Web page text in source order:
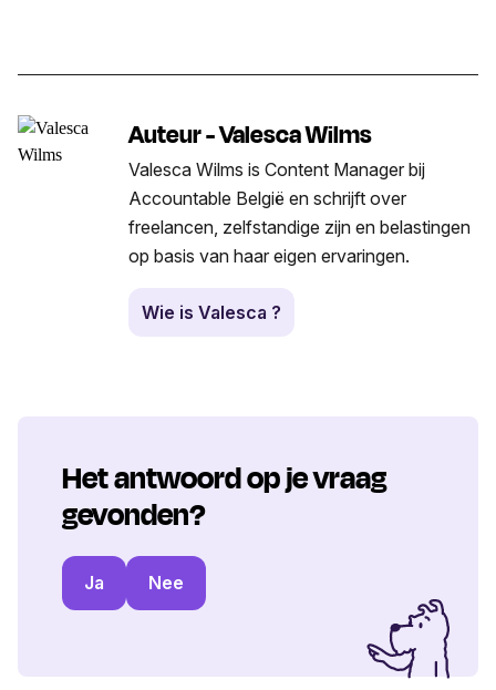
Auteur - Valesca Wilms
Valesca Wilms is Content Manager bij
Accountable België en schrijft over
freelancen, zelfstandige zijn en belastingen
op basis van haar eigen ervaringen.
Wie is Valesca ?
Het antwoord op je vraag
gevonden?
Ja Nee